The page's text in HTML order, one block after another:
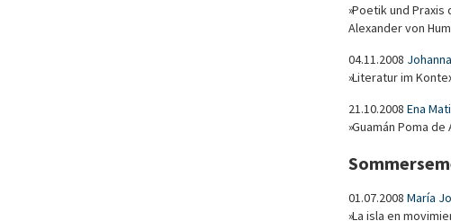
»Poetik und
Alexander von
04.11.2008
»Literatur im
21.10.2008 Ena
»Guamán Poma
01.07.2008 María
»La isla en